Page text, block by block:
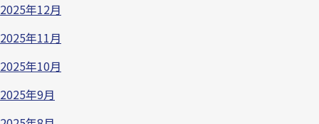
2025年12月
2025年11月
2025年10月
2025年9月